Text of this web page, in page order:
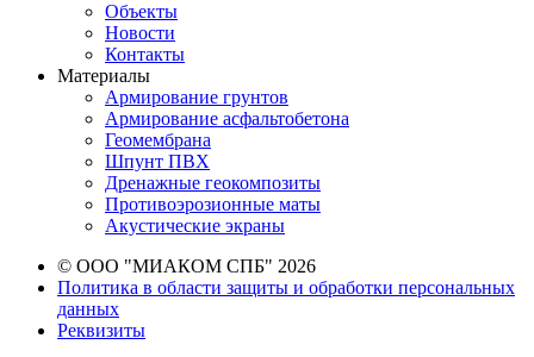
Объекты
Новости
Контакты
Материалы
Армирование грунтов
Армирование асфальтобетона
Геомембрана
Шпунт ПВХ
Дренажные геокомпозиты
Противоэрозионные маты
Акустические экраны
© ООО "МИАКОМ СПБ" 2026
Политика в области защиты и обработки персональных
данных
Реквизиты